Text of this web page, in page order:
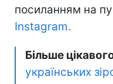
посиланням на
Instаgram.
Більше
українських